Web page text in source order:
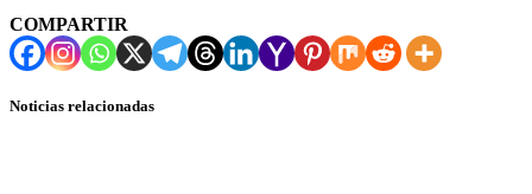
COMPARTIR
Noticias relacionadas